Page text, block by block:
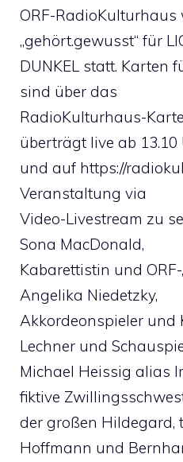
ORF-RadioKulturhaus
„gehört.gewusst“ für
DUNKEL statt. Karten
sind über das
RadioKulturhaus-
überträgt live ab 13.10
und auf https://
Veranstaltung via
Video-Livestream zu
Sona MacDonald,
Kabarettistin und
Angelika Niedetzky,
Akkordeonspieler und
Lechner und
Michael Heissig alias
fiktive
der großen Hildegard,
Hoffmann und